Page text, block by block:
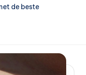
de beste